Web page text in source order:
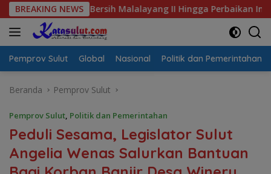
Langsung
ke
konten
BREAKING NEWS
Air Bersih Malalayang II Hingga Perbaikan Infrastruktur
Pemprov Sulut Global Nasional Politik dan Pemerintahan
Beranda Pemprov Sulut
Pemprov Sulut, Politik dan Pemerintahan
Peduli Sesama, Legislator Sulut
Angelia Wenas Salurkan Bantuan